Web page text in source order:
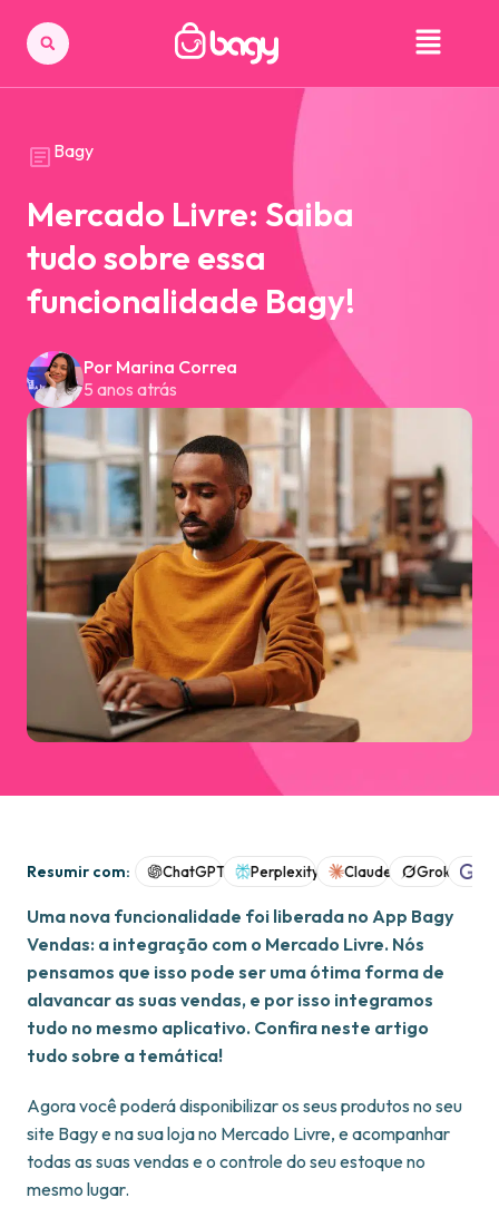
Bagy
Mercado Livre: Saiba
tudo sobre essa
funcionalidade Bagy!
Por Marina Correa
5 anos atrás
Resumir com: ChatGPT Perplexity Claude Grok
Uma nova funcionalidade foi liberada no App Bagy
Vendas: a integração com o Mercado Livre. Nós
pensamos que isso pode ser uma ótima forma de
alavancar as suas vendas, e por isso integramos
tudo no mesmo aplicativo. Confira neste artigo
tudo sobre a temática!
Agora você poderá disponibilizar os seus produtos no seu
site Bagy e na sua loja no Mercado Livre, e acompanhar
todas as suas vendas e o controle do seu estoque no
mesmo lugar.